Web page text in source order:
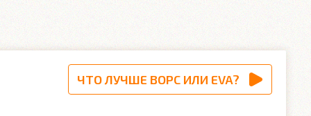
ЧТО ЛУЧШЕ ВОРС ИЛИ EVA?